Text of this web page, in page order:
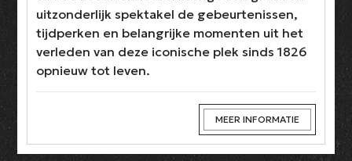
uitzonderlijk spektakel de gebeurtenissen,
tijdperken en belangrijke momenten uit het
verleden van deze iconische plek sinds 1826
opnieuw tot leven.
MEER INFORMATIE